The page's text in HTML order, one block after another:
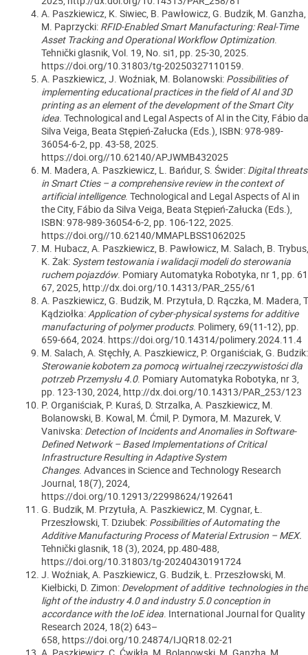
A. Paszkiewicz, K. Siwiec, B. Pawłowicz, G. Budzik, M. Ganzha,
M. Paprzycki: RFID-Enabled Smart Manufacturing: Real-Time
Asset Tracking and Operational Workflow Optimization.
Tehnički glasnik, Vol. 19, No. si1, pp. 25-30, 2025.
https://doi.org/10.31803/tg-20250327110159.
A. Paszkiewicz, J. Woźniak, M. Bolanowski: Possibilities of
implementing educational practices in the field of AI and 3D
printing as an element of the development of the Smart City
idea. Technological and Legal Aspects of Al in the City, Fábio da
Silva Veiga, Beata Stępień-Załucka (Eds.), ISBN: 978-989-
36054-6-2, pp. 43-58, 2025.
https://doi.org//10.62140/APJWMB432025
M. Madera, A. Paszkiewicz, L. Bańdur, S. Świder: Digital threats
in Smart Cties – a comprehensive review in the context of
artificial intelligence. Technological and Legal Aspects of Al in
the City, Fábio da Silva Veiga, Beata Stępień-Załucka (Eds.),
ISBN: 978-989-36054-6-2, pp. 106-122, 2025.
https://doi.org//10.62140/MMAPLBSS1062025
M. Hubacz, A. Paszkiewicz, B. Pawłowicz, M. Salach, B. Trybus,
K. Żak: System testowania i walidacji modeli do sterowania
ruchem pojazdów. Pomiary Automatyka Robotyka, nr 1, pp.
67, 2025, http://dx.doi.org/10.14313/PAR_255/61
A. Paszkiewicz, G. Budzik, M. Przytuła, D. Rączka, M. Madera,
Kądziołka:Application of cyber-physical systems for additive
manufacturing of polymer products. Polimery, 69(11-12), pp.
659-664, 2024. https://doi.org/10.14314/polimery.2024.11.4
M. Salach, A. Stęchły, A. Paszkiewicz, P. Organiściak, G. Budzik:
Sterowanie kobotem za pomocą wirtualnej rzeczywistości dla
potrzeb Przemysłu 4.0. Pomiary Automatyka Robotyka, nr 3,
pp. 123-130, 2024, http://dx.doi.org/10.14313/PAR_253/123
P. Organiściak, P. Kuraś, D. Strzalka, A. Paszkiewicz, M.
Bolanowski, B. Kowal, M. Ćmil, P. Dymora, M. Mazurek, V.
Vanivska: Detection of Incidents and Anomalies in Software-
Defined Network – Based Implementations of Critical
Infrastructure Resulting in Adaptive System
Changes. Advances in Science and Technology Research
Journal, 18(7), 2024,
https://doi.org/10.12913/22998624/192641
G. Budzik, M. Przytuła, A. Paszkiewicz, M. Cygnar, Ł.
Przeszłowski, T. Dziubek: Possibilities of Automating the
Additive Manufacturing Process of Material Extrusion – MEX.
Tehnički glasnik, 18 (3), 2024, pp.480-488,
https://doi.org/10.31803/tg-20240430191724
J. Woźniak, A. Paszkiewicz, G. Budzik, Ł. Przeszłowski, M.
Kiełbicki, D. Zimon: Development of additive technologies in the
light of the industry 4.0 and industry 5.0 conception in
accordance with the IoE idea. International Journal for Quality
Research 2024, 18(2) 643–
658, https://doi.org/10.24874/IJQR18.02-21